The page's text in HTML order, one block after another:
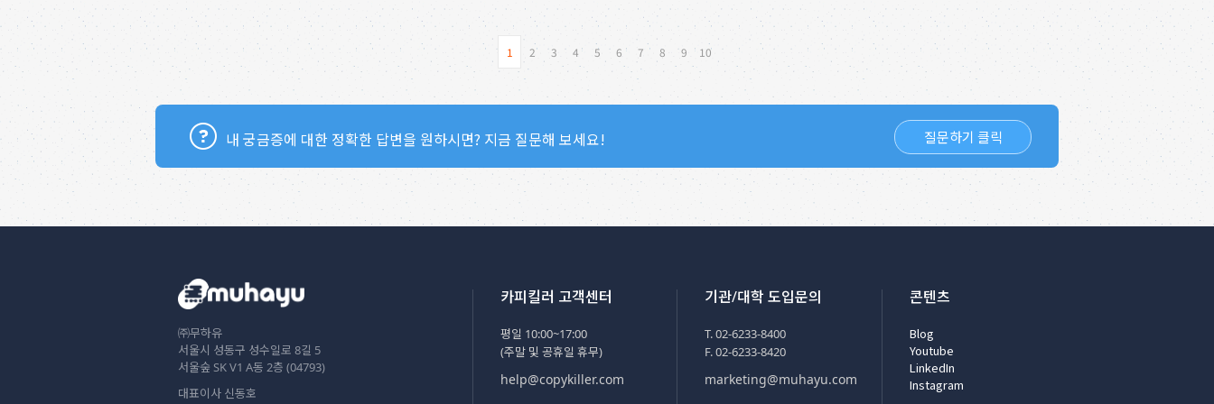
1 2 3 4 5 6 7 8 9 10
질문하기 클릭
내 궁금증에 대한 정확한 답변을 원하시면? 지금 질문해 보세요!
㈜무하유
서울시 성동구 성수일로 8길 5
서울숲 SK V1 A동 2층 (04793)
대표이사 신동호
카피킬러 고객센터
평일 10:00~17:00
(주말 및 공휴일 휴무)
help@copykiller.com
기관/대학 도입문의
T. 02-6233-8400
F. 02-6233-8420
marketing@muhayu.com
콘텐츠
Blog
Youtube
LinkedIn
Instagram